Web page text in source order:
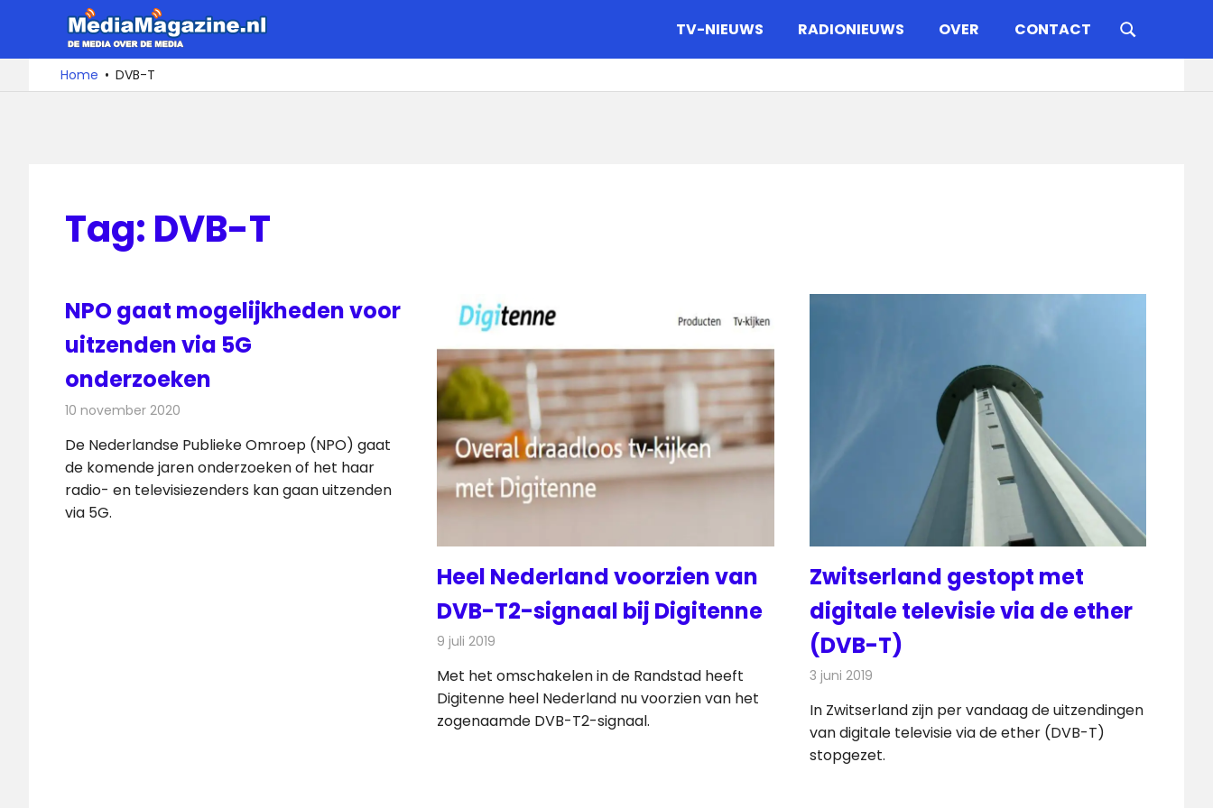
de
De
media
over
TV-NIEUWS RADIONIEUWS OVER CONTACT
Home DVB-T
Tag: DVB-T
NPO gaat mogelijkheden voor
uitzenden via 5G
onderzoeken
10 november 2020
De Nederlandse Publieke Omroep (NPO) gaat
de komende jaren onderzoeken of het haar
radio- en televisiezenders kan gaan uitzenden
via 5G.
Heel Nederland voorzien van
DVB-T2-signaal bij Digitenne
9 juli 2019
Met het omschakelen in de Randstad heeft
Digitenne heel Nederland nu voorzien van het
zogenaamde DVB-T2-signaal.
Zwitserland gestopt met
digitale televisie via de ether
(DVB-T)
3 juni 2019
In Zwitserland zijn per vandaag de uitzendingen
van digitale televisie via de ether (DVB-T)
stopgezet.